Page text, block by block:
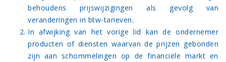
behoudens prijswijzigingen als gevolg van
veranderingen in btw-tarieven.
In afwijking van het vorige lid kan de ondernemer
producten of diensten waarvan de prijzen gebonden
zijn aan schommelingen op de financiële markt en